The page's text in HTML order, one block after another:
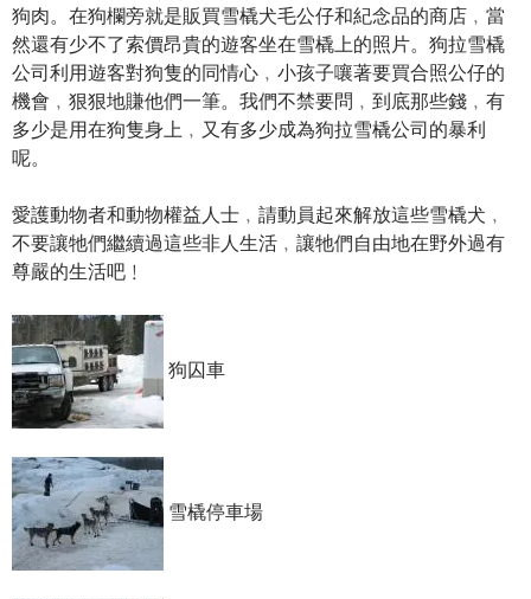
狗肉。在狗欄旁就是販買雪橇犬毛公仔和紀念品的商店﹐當
然還有少不了索價昂貴的遊客坐在雪橇上的照片。狗拉雪橇
公司利用遊客對狗隻的同情心﹐小孩子嚷著要買合照公仔的
機會﹐狠狠地賺他們一筆。我們不禁要問﹐到底那些錢﹐有
多少是用在狗隻身上﹐又有多少成為狗拉雪橇公司的暴利
呢。
愛護動物者和動物權益人士﹐請動員起來解放這些雪橇犬﹐
不要讓牠們繼續過這些非人生活﹐讓牠們自由地在野外過有
尊嚴的生活吧﹗
狗囚車
雪橇停車場